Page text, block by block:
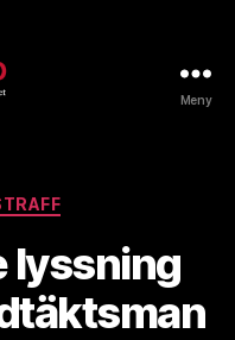
Meny
lyssning